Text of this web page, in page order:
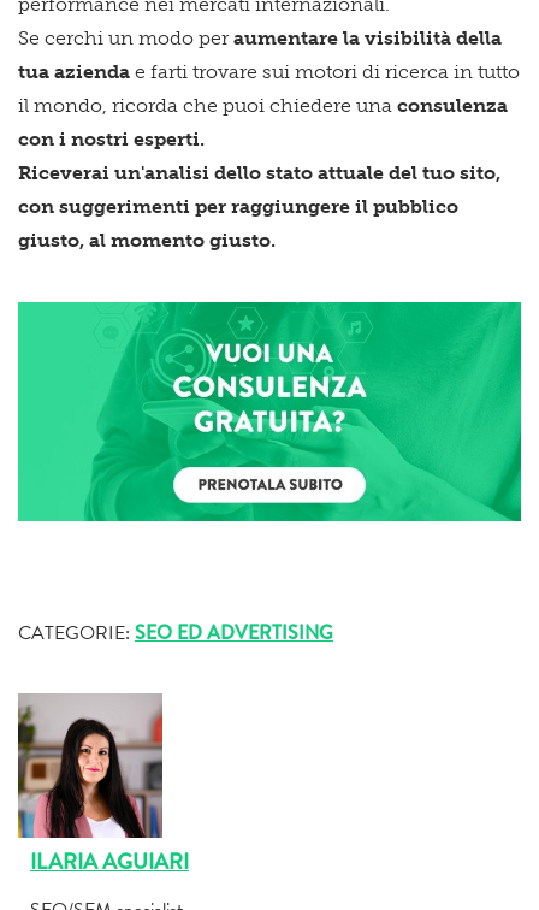
Se cerchi un modo per aumentare la visibilità della
tua azienda e farti trovare sui motori di ricerca in tutto
il mondo , ricorda che puoi chiedere una consulenza
con i nostri esperti.
Riceverai un'analisi dello stato attuale del tuo sito,
con suggerimenti per raggiungere il pubblico
giusto, al momento giusto.
CATEGORIE: SEO ED ADVERTISING
ILARIA AGUIARI